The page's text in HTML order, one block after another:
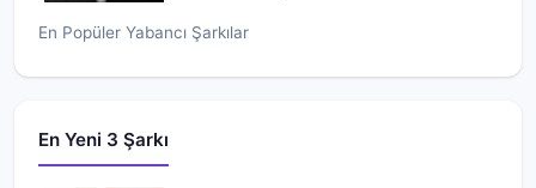
En Popüler Yabancı Şarkılar
En Yeni 3 Şarkı